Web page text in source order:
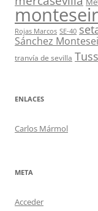
Rojas Marcos SE-40
Sánchez
tranvía de sevilla
ENLACES
Carlos Mármol
META
Acceder